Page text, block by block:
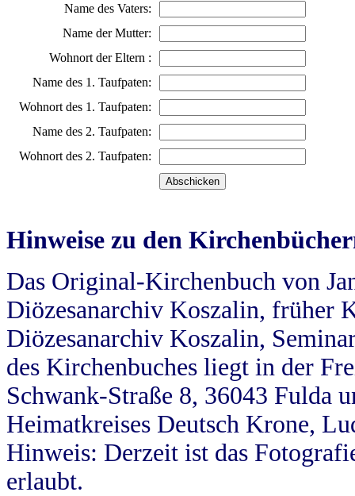
Name des Vaters:
Name der Mutter:
Wohnort der Eltern :
Name des 1. Taufpaten:
Wohnort des 1. Taufpaten:
Name des 2. Taufpaten:
Wohnort des 2. Taufpaten:
Hinweise zu den
Das Original-Kirchenbuch von
Diözesanarchiv Koszalin, früher
Diözesanarchiv Koszalin,
des Kirchenbuches liegt in der
Schwank-Straße 8, 36043 Fulda
Heimatkreises Deutsch Krone,
Hinweis: Derzeit ist das
erlaubt.